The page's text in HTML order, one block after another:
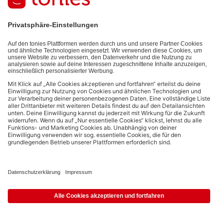
Mit dem Absenden abonnierst du unseren E-Mail-Newsletter, der auf
und den von dir zu Werbezwecken bereitgestellten
Interaktionsinformationen (z.B. Abspielinformationen) basiert. Du
kannst den Newsletter jederzeit kostenlos abbestellen.
Datenschutzbestimmungen.
Bezahlmethoden:
© 2026 tonies GmbH